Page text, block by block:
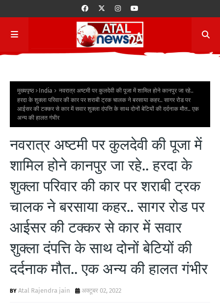
मुख्यपृष्ठ India
नवरात्र अष्टमी पर कुलदेवी की पूजा में शामिल होने कानपुर जा रहे..
हरदा के शुक्ला परिवार की कार पर शराबी ट्रक चालक ने बरसाया कहर.. सागर रोड पर
आईसर की टक्कर से कार में सवार शुक्ला दंपत्ति के साथ दोनों बेटियों की दर्दनाक मौत.. एक
अन्य की हालत गंभीर
नवरात्र अष्टमी पर कुलदेवी की पूजा में
शामिल होने कानपुर जा रहे.. हरदा के
शुक्ला परिवार की कार पर शराबी ट्रक
चालक ने बरसाया कहर.. सागर रोड पर
आईसर की टक्कर से कार में सवार
शुक्ला दंपत्ति के साथ दोनों बेटियों की
दर्दनाक मौत.. एक अन्य की हालत गंभीर
Atal Rajendra jain अक्टूबर 02, 2022